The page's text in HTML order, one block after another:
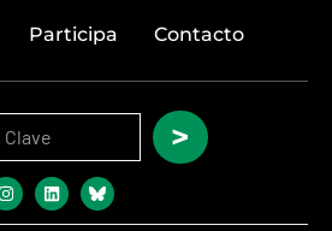
Participa Contacto
>